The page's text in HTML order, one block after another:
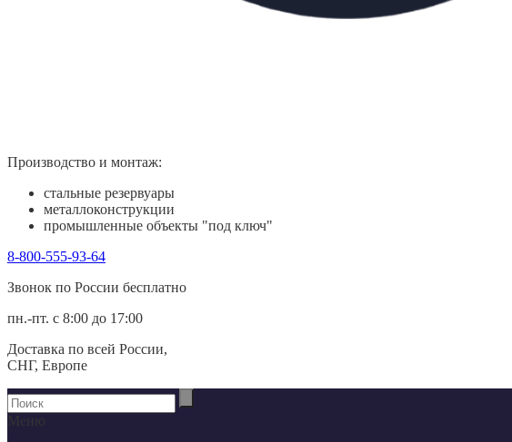
Производство и монтаж:
стальные резервуары
металлоконструкции
промышленные объекты "под ключ"
8-800-555-93-64
Звонок по России беcплатно
пн.-пт. с 8:00 до 17:00
Доставка по всей России,
СНГ, Европе